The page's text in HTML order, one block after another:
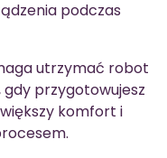
podczas
utrzymać robot
przygotowujesz
komfort i